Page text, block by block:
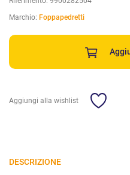
Marchio: Foppapedretti
Aggiungi alla wishlist
DESCRIZIONE